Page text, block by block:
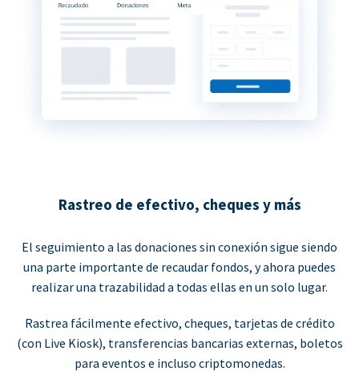
Rastreo de efectivo, cheques y más
El seguimiento a las donaciones sin conexión sigue siendo
una parte importante de recaudar fondos, y ahora puedes
realizar una trazabilidad a todas ellas en un solo lugar.
Rastrea fácilmente efectivo, cheques, tarjetas de crédito
(con Live Kiosk), transferencias bancarias externas, boletos
para eventos e incluso criptomonedas.